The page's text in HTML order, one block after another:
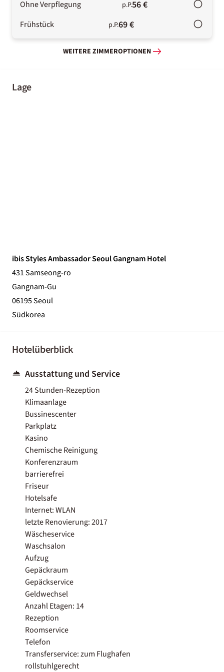
Ohne Verpflegung p.P.56 €
Frühstück p.P.69 €
WEITERE ZIMMEROPTIONEN
Lage
ibis Styles Ambassador Seoul Gangnam Hotel
431 Samseong-ro
Gangnam-Gu
06195 Seoul
Südkorea
Hotelüberblick
Ausstattung und Service
24 Stunden-Rezeption
Klimaanlage
Bussinescenter
Parkplatz
Kasino
Chemische Reinigung
Konferenzraum
barrierefrei
Friseur
Hotelsafe
Internet: WLAN
letzte Renovierung: 2017
Wäscheservice
Waschsalon
Aufzug
Gepäckraum
Gepäckservice
Geldwechsel
Anzahl Etagen: 14
Rezeption
Roomservice
Telefon
Transferservice: zum Flughafen
rollstuhlgerecht